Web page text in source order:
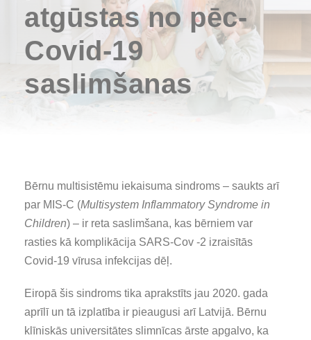
atgūstas no pēc-
Covid-19
saslimšanas
Bērnu multisistēmu iekaisuma sindroms – saukts arī
par MIS-C (Multisystem Inflammatory Syndrome in
Children) – ir reta saslimšana, kas bērniem var
rasties kā komplikācija SARS-Cov -2 izraisītās
Covid-19 vīrusa infekcijas dēļ.
Eiropā šis sindroms tika aprakstīts jau 2020. gada
aprīlī un tā izplatība ir pieaugusi arī Latvijā. Bērnu
klīniskās universitātes slimnīcas ārste apgalvo, ka